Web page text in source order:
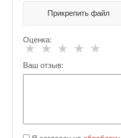
Прикрепить файл
Оценка:
★
★
★
★
★
Ваш отзыв: